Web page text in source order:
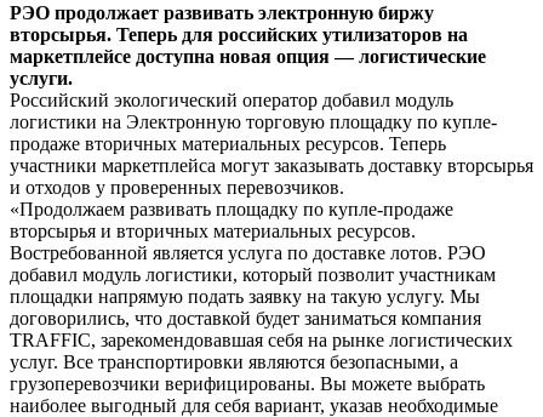
РЭО продолжает развивать электронную биржу
вторсырья. Теперь для российских утилизаторов на
маркетплейсе доступна новая опция — логистические
услуги.
Российский экологический оператор добавил модуль
логистики на Электронную торговую площадку по купле-
продаже вторичных материальных ресурсов. Теперь
участники маркетплейса могут заказывать доставку вторсырья
и отходов у проверенных перевозчиков.
«Продолжаем развивать площадку по купле-продаже
вторсырья и вторичных материальных ресурсов.
Востребованной является услуга по доставке лотов. РЭО
добавил модуль логистики, который позволит участникам
площадки напрямую подать заявку на такую услугу. Мы
договорились, что доставкой будет заниматься компания
TRAFFIC, зарекомендовавшая себя на рынке логистических
услуг. Все транспортировки являются безопасными, а
грузоперевозчики верифицированы. Вы можете выбрать
наиболее выгодный для себя вариант, указав необходимые